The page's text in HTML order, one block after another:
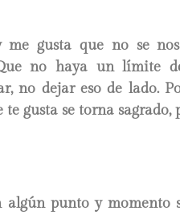
gusta que no se
no haya un límite
no dejar eso de lado.
te gusta se torna
algún punto y